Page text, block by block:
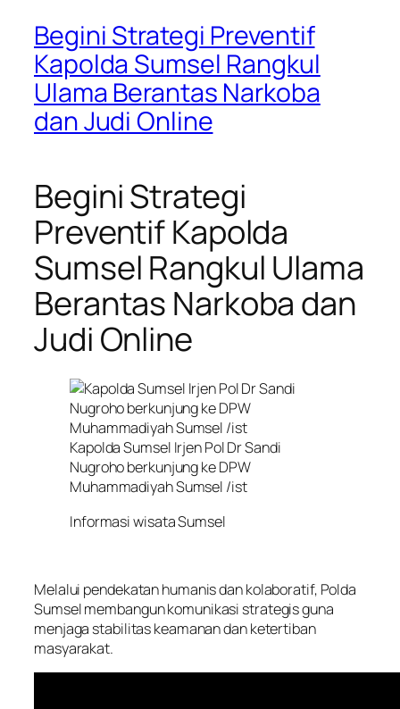
Begini Strategi Preventif
Kapolda Sumsel Rangkul
Ulama Berantas Narkoba
dan Judi Online
Begini Strategi
Preventif Kapolda
Sumsel Rangkul Ulama
Berantas Narkoba dan
Judi Online
Kapolda Sumsel Irjen Pol Dr Sandi
Nugroho berkunjung ke DPW
Muhammadiyah Sumsel /ist
Informasi wisata Sumsel
Melalui pendekatan humanis dan kolaboratif, Polda
Sumsel membangun komunikasi strategis guna
menjaga stabilitas keamanan dan ketertiban
masyarakat.